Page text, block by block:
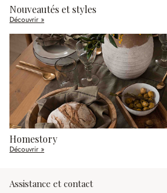
Nouveautés et styles
Découvrir »
Homestory
Découvrir »
Assistance et contact